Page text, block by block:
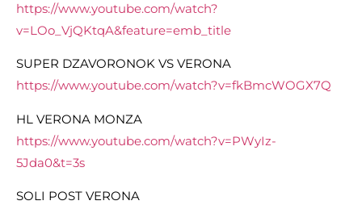
https://www.youtube.com/watch?
v=LOo_VjQKtqA&feature=emb_title
SUPER DZAVORONOK VS VERONA
https://www.youtube.com/watch?v=fkBmcWOGX7Q
HL VERONA MONZA
https://www.youtube.com/watch?v=PWyIz-
5Jda0&t=3s
SOLI POST VERONA